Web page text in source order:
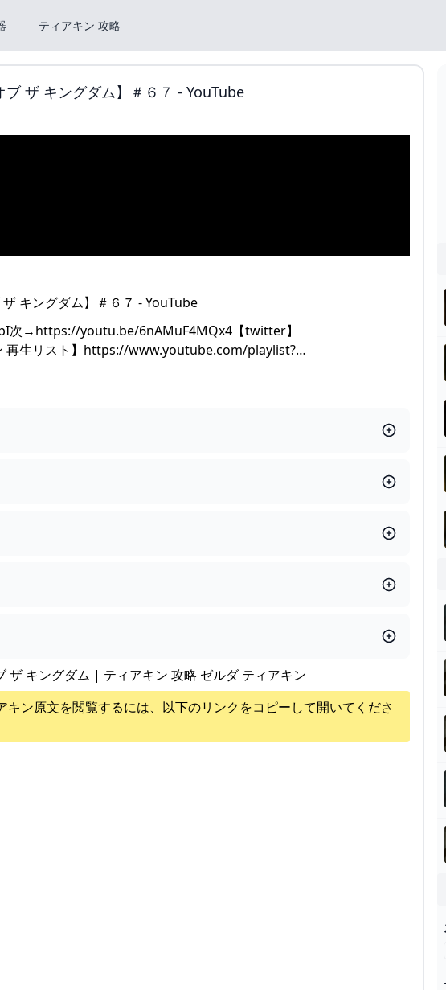
ティアキン 攻略
ザ キングダム】＃６７ - YouTube
次→https://youtu.be/6nAMuF4MQx4【twitter】
生リスト】https://www.youtube.com/playlist?…
キングダム | ティアキン 攻略 ゼルダ ティアキン
キン原文を閲覧するには、以下のリンクをコピーして開いてくださ